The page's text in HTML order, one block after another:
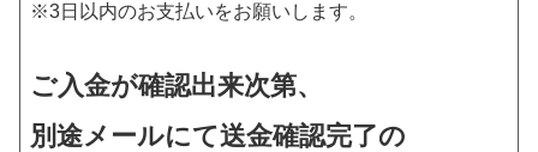
※3日以内のお支払いをお願いします。
ご入金が確認出来次第、
別途メールにて送金確認完了の